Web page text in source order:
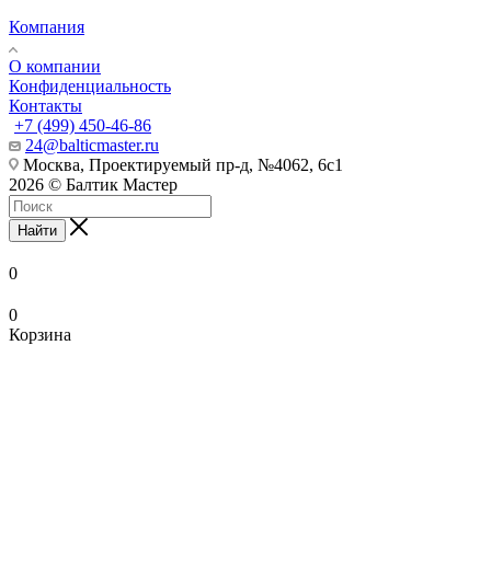
Компания
О компании
Конфиденциальность
Контакты
+7 (499) 450-46-86
24@balticmaster.ru
Москва, Проектируемый пр-д, №4062, 6с1
2026 © Балтик Мастер
Найти
0
0
Корзина